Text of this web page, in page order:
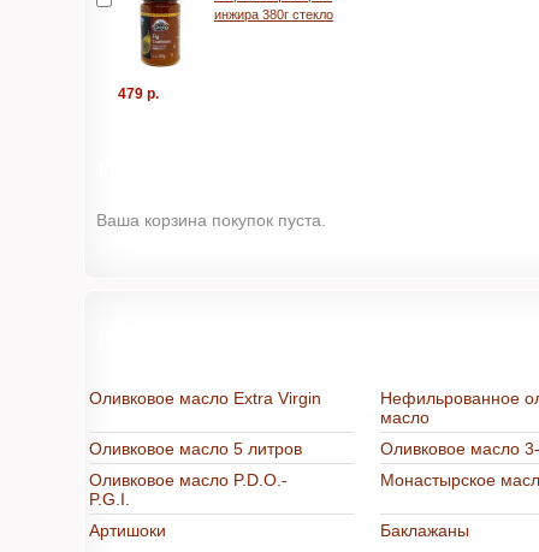
инжира 380г стекло
479 р.
Ваша корзина покупок пуста.
Оливковое масло Extra Virgin
Нефильрованное
масло
Оливковое масло 5 литров
Оливковое масло
Оливковое масло P.D.O.-
P.G.I.
Монастырское
Артишоки Баклажаны